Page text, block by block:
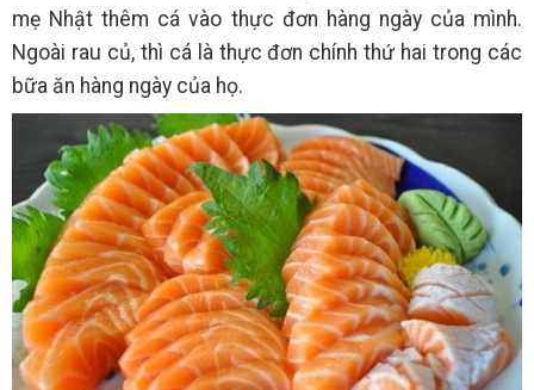
mẹ Nhật thêm cá vào thực đơn hàng ngày của mình.
Ngoài rau củ, thì cá là thực đơn chính thứ hai trong các
bữa ăn hàng ngày của họ.